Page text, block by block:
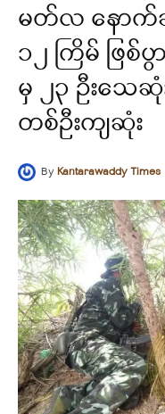
မတ်လ နော
၁၂ ကြိမ် ဖြစ်
မှ ၂၃ ဦးသေဆုံ
တစ်ဦးကျဆုံး
ByKantarawaddy Times